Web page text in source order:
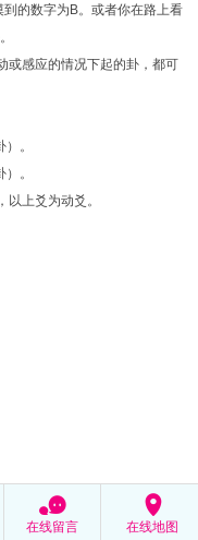
的数字为B。或者你在路上看
或感应的情况下起的卦，都可
。
。
上爻为动爻。
󰂮
在线留言
󰅊
在线地图